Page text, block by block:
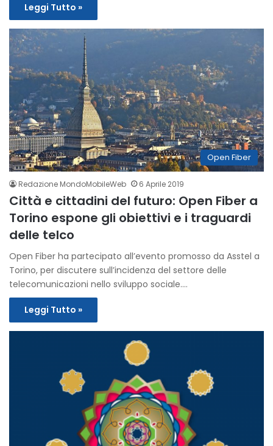
Leggi Tutto »
Open Fiber
Redazione MondoMobileWeb 6 Aprile 2019
Città e cittadini del futuro: Open Fiber a
Torino espone gli obiettivi e i traguardi
delle telco
Open Fiber ha partecipato all’evento promosso da Asstel a
Torino, per discutere sull’incidenza del settore delle
telecomunicazioni nello sviluppo sociale.…
Leggi Tutto »